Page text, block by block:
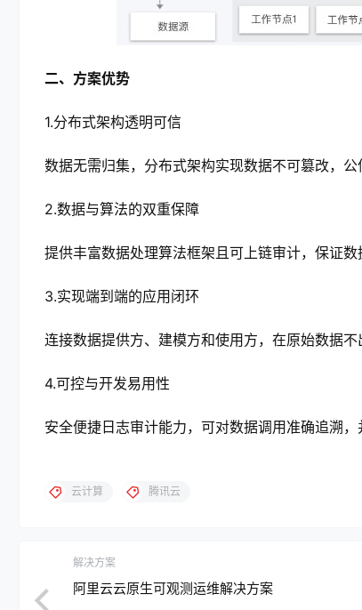
二、方案优势
1.分布式架构透明可信
数据无需归集，分布式架构实现数据不可篡改，公
2.数据与算法的双重保障
提供丰富数据处理算法框架且可上链审计，保证
3.实现端到端的应用闭环
连接数据提供方、建模方和使用方，在原始数据
4.可控与开发易用性
安全便捷日志审计能力，可对数据调用准确追溯
云计算 腾讯云
解决方案
阿里云云原生可观测运维解决方案